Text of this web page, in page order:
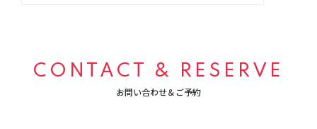
CONTACT & RESERVE
お問い合わせ＆ご予約